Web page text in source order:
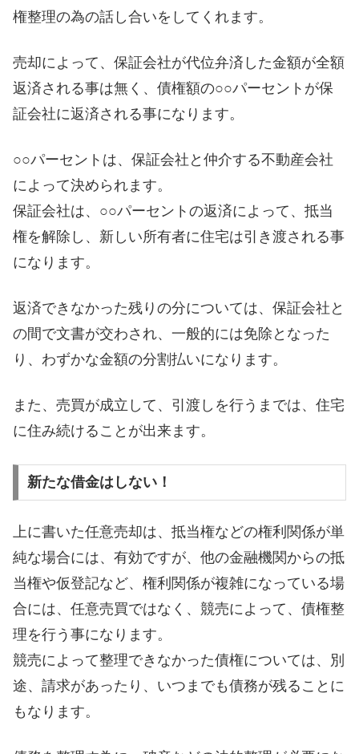
権整理の為の話し合いをしてくれます。
売却によって、保証会社が代位弁済した金額が全額
返済される事は無く、債権額の○○パーセントが保
証会社に返済される事になります。
○○パーセントは、保証会社と仲介する不動産会社
によって決められます。
保証会社は、○○パーセントの返済によって、抵当
権を解除し、新しい所有者に住宅は引き渡される事
になります。
返済できなかった残りの分については、保証会社と
の間で文書が交わされ、一般的には免除となった
り、わずかな金額の分割払いになります。
また、売買が成立して、引渡しを行うまでは、住宅
に住み続けることが出来ます。
新たな借金はしない！
上に書いた任意売却は、抵当権などの権利関係が単
純な場合には、有効ですが、他の金融機関からの抵
当権や仮登記など、権利関係が複雑になっている場
合には、任意売買ではなく、競売によって、債権整
理を行う事になります。
競売によって整理できなかった債権については、別
途、請求があったり、いつまでも債務が残ることに
もなります。